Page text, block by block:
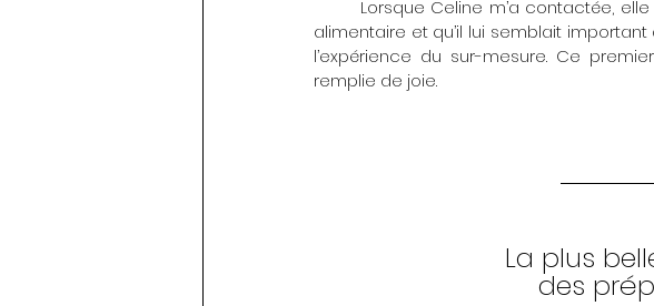
alimentaire et qu’il lui semblait
l’expérience du sur-mesure. Ce
remplie de joie.
La plus
des